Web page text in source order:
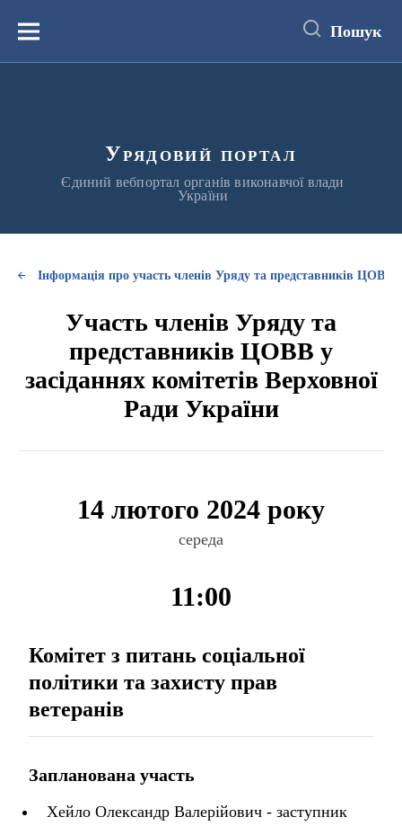
вмістуМеню Пошук
Урядовий портал
Єдиний вебпортал органів виконавчої влади
України
Інформація про участь членів Уряду та представників ЦОВВ
Участь членів Уряду та
представників ЦОВВ у
засіданнях комітетів Верховної
Ради України
14 лютого 2024 року
середа
11:00
Комітет з питань соціальної
політики та захисту прав
ветеранів
Запланована участь
Хейло Олександр Валерійович - заступник